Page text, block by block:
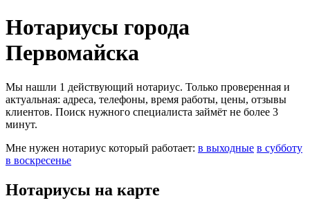
Нотариусы города
Первомайска
Мы нашли 1 действующий нотариус. Только проверенная и
актуальная: адреса, телефоны, время работы, цены, отзывы
клиентов. Поиск нужного специалиста займёт не более 3
минут.
Мне нужен нотариус который работает: в выходные в субботу
в воскресенье
Нотариусы на карте